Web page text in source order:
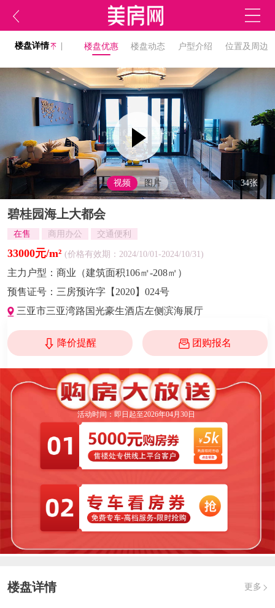
楼盘详情 楼盘优惠 楼盘动态 户型介绍 位置及周边
视频 图片 34张
碧桂园海上大都会
在售 商用办公 交通便利
33000元/m² (价格有效期：2024/10/01-2024/10/31)
主力户型： 商业（建筑面积106㎡-208㎡）
预售证号： 三房预许字【2020】024号
三亚市三亚湾路国光豪生酒店左侧滨海展厅
降价提醒 团购报名
活动时间：即日起至2026年04月30日
楼盘详情 更多